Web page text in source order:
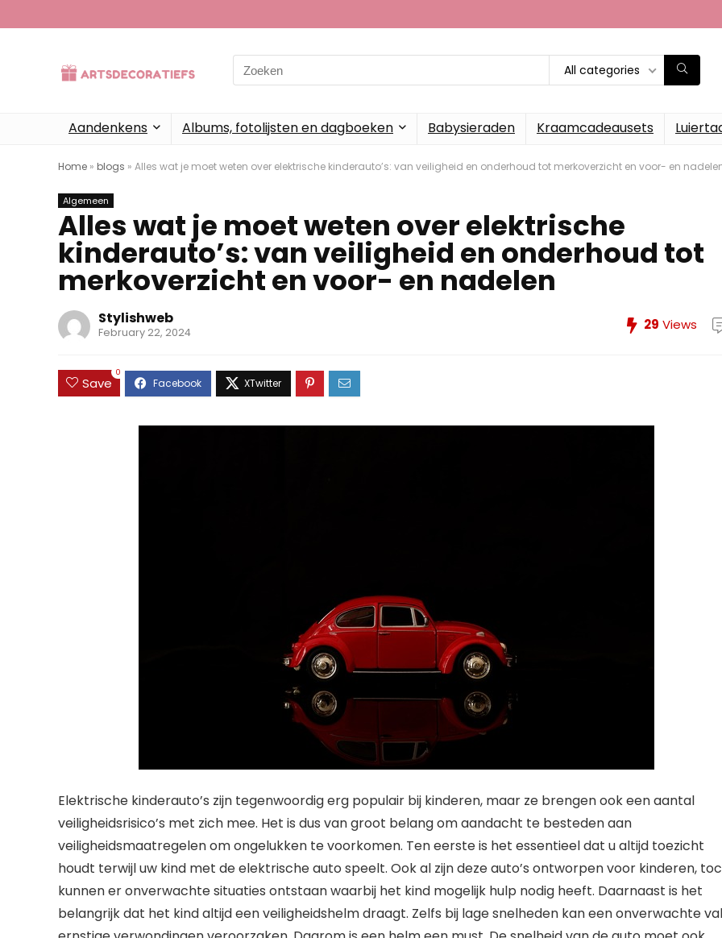
Search
for:
All categories
Aandenkens Albums, fotolijsten en dagboeken Babysieraden Kraamcadeausets
Home » blogs » Alles wat je moet weten over elektrische kinderauto’s: van veiligheid en onderhoud tot merkoverzicht en voor- en
Algemeen
Alles wat je moet weten over elektrische
kinderauto’s: van veiligheid en onderhoud tot
merkoverzicht en voor- en nadelen
Stylishweb
February 22, 2024 29 Views
Save
0
Elektrische kinderauto’s zijn tegenwoordig erg populair bij kinderen, maar ze brengen ook een aantal
veiligheidsrisico’s met zich mee. Het is dus van groot belang om aandacht te besteden aan
veiligheidsmaatregelen om ongelukken te voorkomen. Ten eerste is het essentieel dat u altijd toezicht
houdt terwijl uw kind met de elektrische auto speelt. Ook al zijn deze auto’s ontworpen voor kinderen,
kunnen er onverwachte situaties ontstaan waarbij het kind mogelijk hulp nodig heeft. Daarnaast is het
belangrijk dat het kind altijd een veiligheidshelm draagt. Zelfs bij lage snelheden kan een onverwachte val